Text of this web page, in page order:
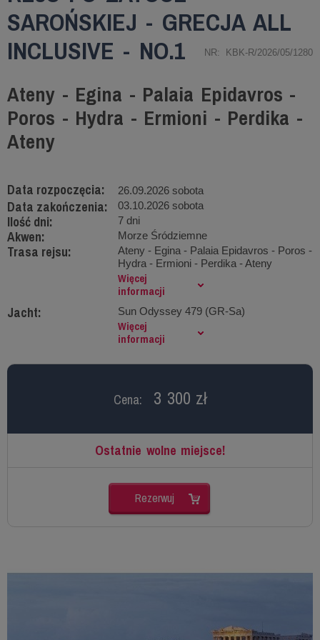
SAROŃSKIEJ - GRECJA ALL
INCLUSIVE - NO.1
NR: KBK-R/2026/05/1280
Ateny - Egina - Palaia Epidavros -
Poros - Hydra - Ermioni - Perdika -
Ateny
Data rozpoczęcia: 26.09.2026 sobota
Data zakończenia: 03.10.2026 sobota
Ilość dni: 7 dni
Akwen: Morze Śródziemne
Trasa rejsu:
Ateny - Egina - Palaia Epidavros - Poros -
Hydra - Ermioni - Perdika - Ateny
Więcej
informacji
Jacht: Sun Odyssey 479 (GR-Sa)
Więcej
informacji
Cena: 3 300 zł
Ostatnie wolne miejsce!
Rezerwuj